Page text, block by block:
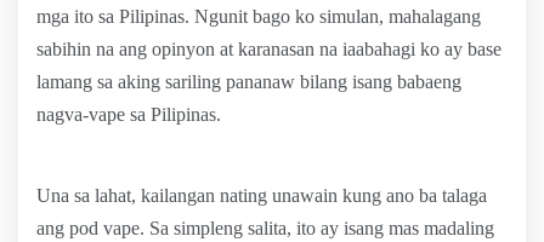
mga ito sa Pilipinas. Ngunit bago ko simulan, mahalagang
sabihin na ang opinyon at karanasan na iaabahagi ko ay base
lamang sa aking sariling pananaw bilang isang babaeng
nagva-vape sa Pilipinas.
Una sa lahat, kailangan nating unawain kung ano ba talaga
ang pod vape. Sa simpleng salita, ito ay isang mas madaling